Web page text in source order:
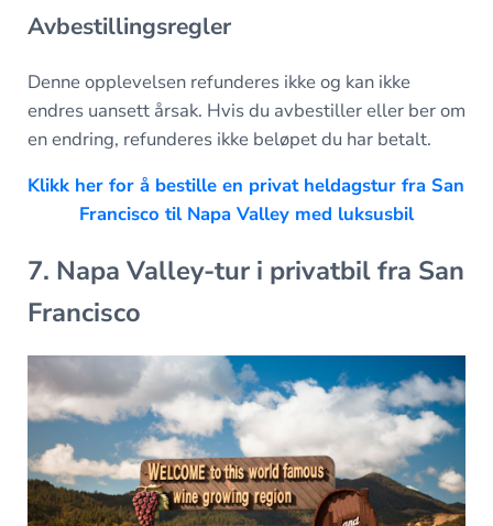
Avbestillingsregler
Denne opplevelsen refunderes ikke og kan ikke
endres uansett årsak. Hvis du avbestiller eller ber om
en endring, refunderes ikke beløpet du har betalt.
Klikk her for å bestille en privat heldagstur fra San
Francisco til Napa Valley med luksusbil
7. Napa Valley-tur i privatbil fra San
Francisco